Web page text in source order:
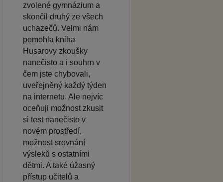
zvolené gymnázium a
skončil druhý ze všech
uchazečů. Velmi nám
pomohla kniha
Husarovy zkoušky
nanečisto a i souhrn v
čem jste chybovali,
uveřejněný každý týden
na internetu. Ale nejvíc
oceňuji možnost zkusit
si test nanečisto v
novém prostředí,
možnost srovnání
výsleků s ostatními
dětmi. A také úžasný
přístup učitelů a